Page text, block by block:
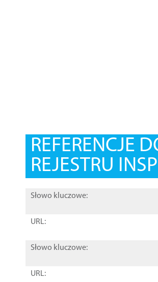
REFERENCJE
REJESTRU
Słowo kluczowe:
URL:
Słowo kluczowe:
URL: